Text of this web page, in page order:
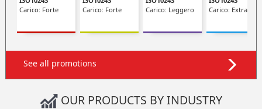
Carico: Forte
Carico: Forte
Carico: Leggero
Carico: Extra-
See all promotions
OUR PRODUCTS BY INDUSTRY